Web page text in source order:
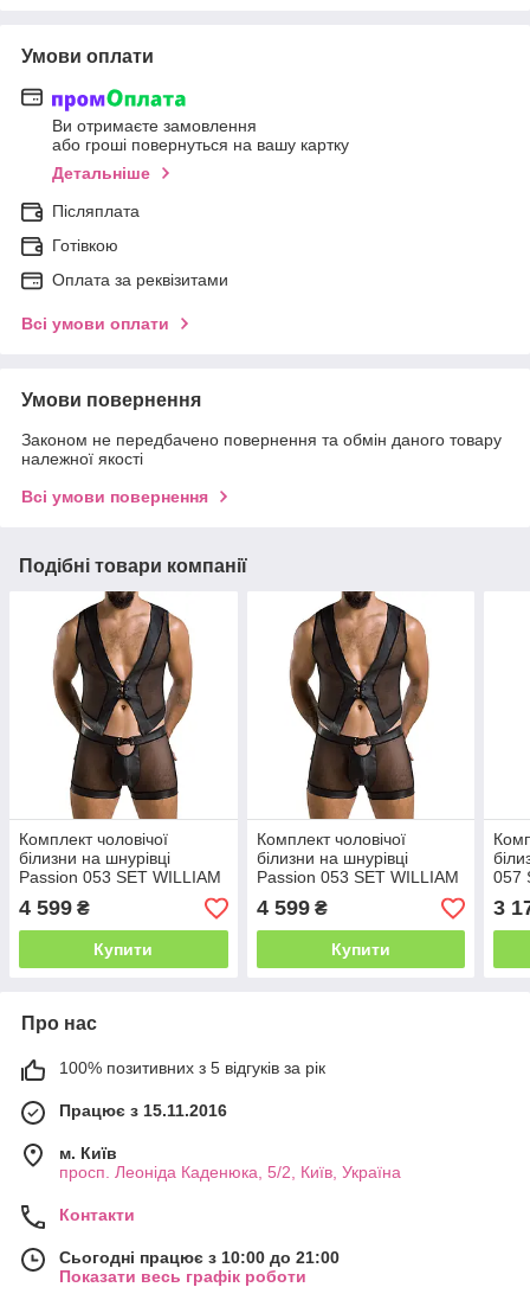
Умови оплати
Ви отримаєте замовлення
або гроші повернуться на вашу картку
Детальніше
Післяплата
Готівкою
Оплата за реквізитами
Всі умови оплати
Умови повернення
Законом не передбачено повернення та обмін даного товару
належної якості
Всі умови повернення
Подібні товари компанії
Комплект чоловічої
білизни на шнурівці
Passion 053 SET WILLIAM
L/XL Black, жилет, боксери
4 599 ₴
Купити
Комплект чоловічої
білизни на шнурівці
Passion 053 SET WILLIAM
S/M Black, жилет, боксери
4 599₴
Купити
057
3
Про нас
100% позитивних з 5 відгуків за рік
Працює з 15.11.2016
м. Київ
просп. Леоніда Каденюка, 5/2, Київ, Україна
Контакти
Сьогодні працює з 10:00 до 21:00
Показати весь графік роботи